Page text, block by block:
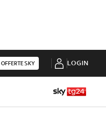
OFFERTE SKY LOGIN